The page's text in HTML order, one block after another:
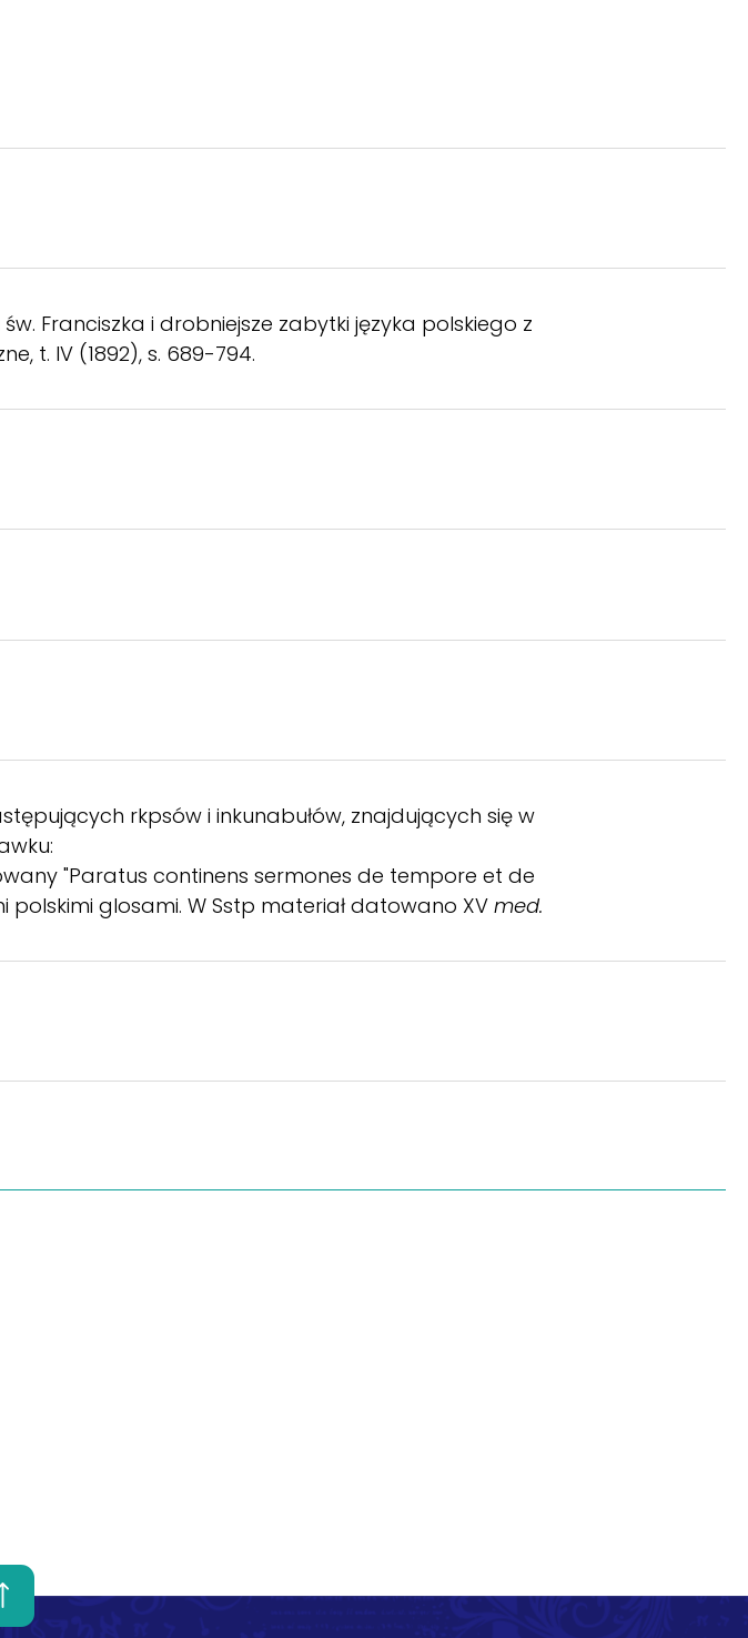
Franciszka i drobniejsze zabytki języka polskiego z
t. IV (1892), s. 689-794.
rkpsów i inkunabułów, znajdujących się w
"Paratus continens sermones de tempore et de
polskimi glosami. W Sstp materiał datowano XV med.